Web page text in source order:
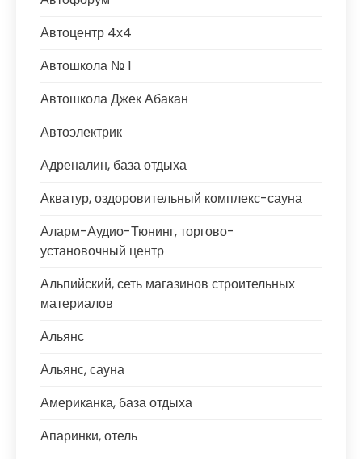
Автоцентр 4х4
Автошкола № 1
Автошкола Джек Абакан
Автоэлектрик
Адреналин, база отдыха
Акватур, оздоровительный комплекс-сауна
Аларм-Аудио-Тюнинг, торгово-
установочный центр
Альпийский, сеть магазинов строительных
материалов
Альянс
Альянс, сауна
Американка, база отдыха
Апаринки, отель